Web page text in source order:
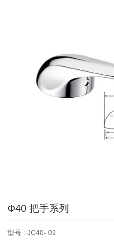
Φ40 把手系列
型号 : JC40- 01